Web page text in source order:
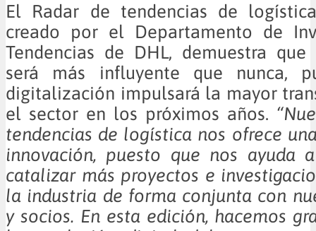
El Radar de tendencias de
creado por el Departamento de
Tendencias de DHL, demuestra
será más influyente que nunca,
digitalización impulsará la mayor
el sector en los próximos años.
tendencias de logística nos ofrece
innovación, puesto que nos ayuda
catalizar más proyectos e
la industria de forma conjunta con
y socios. En esta edición, hacemos